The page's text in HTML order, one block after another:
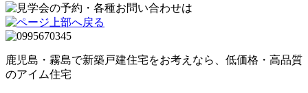
鹿児島・霧島で新築戸建住宅をお考えなら、低価格・高品質
のアイム住宅